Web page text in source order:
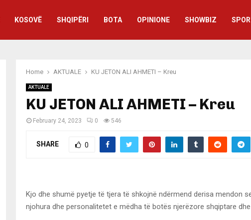
KOSOVË SHQIPËRI BOTA OPINIONE SHOWBIZ
Home AKTUALE KU JETON ALI AHMETI – Kreu
AKTUALE
KU JETON ALI AHMETI – Kreu
February 24, 2023 0 546
SHARE 0
Kjo dhe shumë pyetje të tjera të shkojnë ndërmend derisa mendon
njohura dhe personalitetet e mëdha të botës njerëzore shqiptare